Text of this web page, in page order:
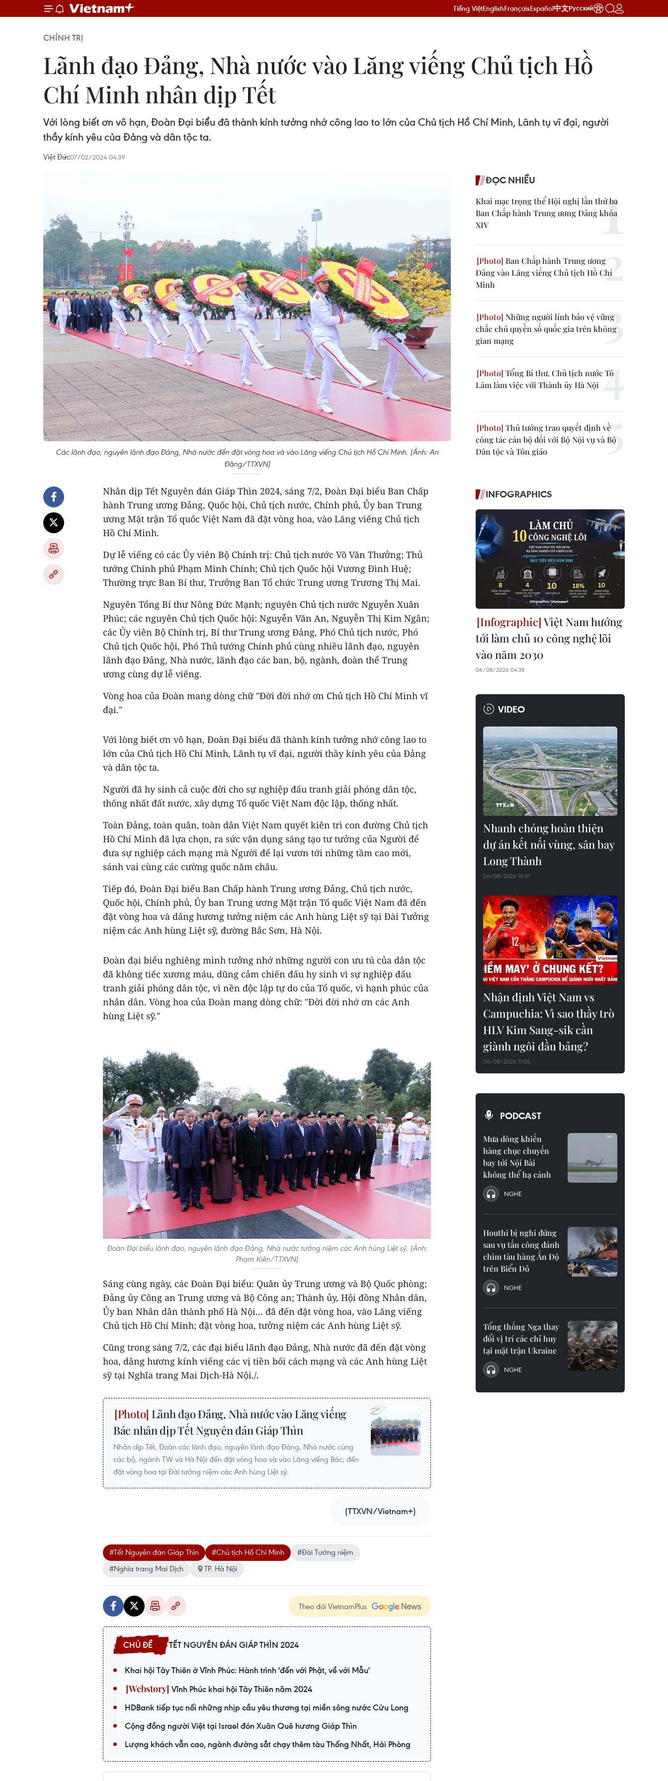
Tiếng ViệtEnglishFrançaisEspañol中文Русский
CHÍNH TRỊ
Lãnh đạo Đảng, Nhà nước vào Lăng viếng Chủ tịch Hồ
Chí Minh nhân dịp Tết
Với lòng biết ơn vô hạn, Đoàn Đại biểu đã thành kính tưởng nhớ công lao to lớn của Chủ tịch Hồ Chí Minh, Lãnh tụ vĩ đại, người
thầy kính yêu của Đảng và dân tộc ta.
Việt Đức07/02/2024 04:39
Các lãnh đạo, nguyên lãnh đạo Đảng, Nhà nước đến đặt vòng hoa và vào Lăng viếng Chủ tịch Hồ Chí Minh. (Ảnh: An
Đăng/TTXVN)
Nhân dịp Tết Nguyên đán Giáp Thìn 2024, sáng 7/2, Đoàn Đại biểu Ban Chấp
hành Trung ương Đảng, Quốc hội, Chủ tịch nước, Chính phủ, Ủy ban Trung
ương Mặt trận Tổ quốc Việt Nam đã đặt vòng hoa, vào Lăng viếng Chủ tịch
Hồ Chí Minh.
Dự lễ viếng có các Ủy viên Bộ Chính trị: Chủ tịch nước Võ Văn Thưởng; Thủ
tướng Chính phủ Phạm Minh Chính; Chủ tịch Quốc hội Vương Đình Huệ;
Thường trực Ban Bí thư, Trưởng Ban Tổ chức Trung ương Trương Thị Mai.
Nguyên Tổng Bí thư Nông Đức Mạnh; nguyên Chủ tịch nước Nguyễn Xuân
Phúc; các nguyên Chủ tịch Quốc hội: Nguyễn Văn An, Nguyễn Thị Kim Ngân;
các Ủy viên Bộ Chính trị, Bí thư Trung ương Đảng, Phó Chủ tịch nước, Phó
Chủ tịch Quốc hội, Phó Thủ tướng Chính phủ cùng nhiều lãnh đạo, nguyên
lãnh đạo Đảng, Nhà nước, lãnh đạo các ban, bộ, ngành, đoàn thể Trung
ương cùng dự lễ viếng.
Vòng hoa của Đoàn mang dòng chữ "Đời đời nhớ ơn Chủ tịch Hồ Chí Minh vĩ
đại."
Với lòng biết ơn vô hạn, Đoàn Đại biểu đã thành kính tưởng nhớ công lao to
lớn của Chủ tịch Hồ Chí Minh, Lãnh tụ vĩ đại, người thầy kính yêu của Đảng
và dân tộc ta.
Người đã hy sinh cả cuộc đời cho sự nghiệp đấu tranh giải phóng dân tộc,
thống nhất đất nước, xây dựng Tổ quốc Việt Nam độc lập, thống nhất.
Toàn Đảng, toàn quân, toàn dân Việt Nam quyết kiên trì con đường Chủ tịch
Hồ Chí Minh đã lựa chọn, ra sức vận dụng sáng tạo tư tưởng của Người để
đưa sự nghiệp cách mạng mà Người để lại vươn tới những tầm cao mới,
sánh vai cùng các cường quốc năm châu.
Tiếp đó, Đoàn Đại biểu Ban Chấp hành Trung ương Đảng, Chủ tịch nước,
Quốc hội, Chính phủ, Ủy ban Trung ương Mặt trận Tổ quốc Việt Nam đã đến
đặt vòng hoa và dâng hương tưởng niệm các Anh hùng Liệt sỹ tại Đài Tưởng
niệm các Anh hùng Liệt sỹ, đường Bắc Sơn, Hà Nội.
Đoàn đại biểu nghiêng mình tưởng nhớ những người con ưu tú của dân tộc
đã không tiếc xương máu, dũng cảm chiến đấu hy sinh vì sự nghiệp đấu
tranh giải phóng dân tộc, vì nền độc lập tự do của Tổ quốc, vì hạnh phúc của
nhân dân. Vòng hoa của Đoàn mang dòng chữ: "Đời đời nhớ ơn các Anh
hùng Liệt sỹ."
Đoàn Đại biểu lãnh đạo, nguyên lãnh đạo Đảng, Nhà nước tưởng niệm các Anh hùng Liệt sỹ. (Ảnh:
Phạm Kiên/TTXVN)
Sáng cùng ngày, các Đoàn Đại biểu: Quân ủy Trung ương và Bộ Quốc phòng;
Đảng ủy Công an Trung ương và Bộ Công an; Thành ủy, Hội đồng Nhân dân,
Ủy ban Nhân dân thành phố Hà Nội... đã đến đặt vòng hoa, vào Lăng viếng
Chủ tịch Hồ Chí Minh; đặt vòng hoa, tưởng niệm các Anh hùng Liệt sỹ.
Cũng trong sáng 7/2, các đại biểu lãnh đạo Đảng, Nhà nước đã đến đặt vòng
hoa, dâng hương kính viếng các vị tiền bối cách mạng và các Anh hùng Liệt
sỹ tại Nghĩa trang Mai Dịch-Hà Nội./.
Lãnh đạo Đảng, Nhà nước vào Lăng viếng
Bác nhân dịp Tết Nguyên đán Giáp Thìn
Nhân dịp Tết, Đoàn các lãnh đạo, nguyên lãnh đạo Đảng, Nhà nước cùng
các bộ, ngành TW và Hà Nội đến đặt vòng hoa và vào Lăng viếng Bác; đến
đặt vòng hoa tại Đài tưởng niệm các Anh hùng Liệt sỹ.
(TTXVN/Vietnam+)
#Tết Nguyên đán Giáp Thìn #Chủ tịch Hồ Chí Minh
#Đài Tưởng niệm
#Nghĩa trang Mai Dịch
TP. Hà Nội
Theo dõi VietnamPlus
TẾT NGUYÊN ĐÁN GIÁP THÌN 2024
Khai hội Tây Thiên ở Vĩnh Phúc: Hành trình 'đến với Phật, về với Mẫu'
Vĩnh Phúc khai hội Tây Thiên năm 2024
HDBank tiếp tục nối những nhịp cầu yêu thương tại miền sông nước Cửu Long
Cộng đồng người Việt tại Israel đón Xuân Quê hương Giáp Thìn
Lượng khách vẫn cao, ngành đường sắt chạy thêm tàu Thống Nhất, Hải Phòng
ĐỌC NHIỀU
Khai mạc trọng thể Hội nghị lần thứ ba
Ban Chấp hành Trung ương Đảng khóa
XIV
Ban Chấp hành Trung ương
Đảng vào Lăng viếng Chủ tịch Hồ Chí
Minh
Những người lính bảo vệ vững
chắc chủ quyền số quốc gia trên không
gian mạng
Tổng Bí thư, Chủ tịch nước Tô
Lâm làm việc với Thành ủy Hà Nội
Thủ tướng trao quyết định về
công tác cán bộ đối với Bộ Nội vụ và Bộ
Dân tộc và Tôn giáo
INFOGRAPHICS
Việt Nam hướng
tới làm chủ 10 công nghệ lõi
vào năm 2030
06/08/2026 04:38
VIDEO
Nhanh chóng hoàn thiện
dự án kết nối vùng, sân bay
Long Thành
06/08/2026 15:07
Nhận định Việt Nam vs
Campuchia: Vì sao thầy trò
HLV Kim Sang-sik cần
giành ngôi đầu bảng?
06/08/2026 11:05
PODCAST
Mưa dông khiến
hàng chục chuyến
bay tới Nội Bài
không thể hạ cánh
NGHE
Houthi bị nghi đứng
sau vụ tấn công đánh
chìm tàu hàng Ấn Độ
trên Biển Đỏ
NGHE
Tổng thống Nga thay
đổi vị trí các chỉ huy
tại mặt trận Ukraine
NGHE